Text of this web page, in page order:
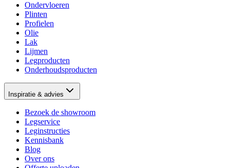
Ondervloeren
Plinten
Profielen
Olie
Lak
Lijmen
Legproducten
Onderhoudsproducten
Inspiratie & advies
Bezoek de showroom
Legservice
Leginstructies
Kennisbank
Blog
Over ons